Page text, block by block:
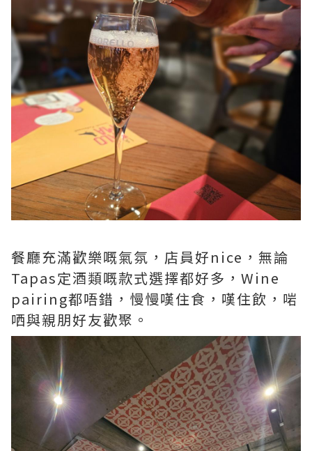
餐廳充滿歡樂嘅氣氛，店員好nice，無論
Tapas定酒類嘅款式選擇都好多，Wine
pairing都唔錯，慢慢嘆住食，嘆住飲，啱
哂與親朋好友歡聚。